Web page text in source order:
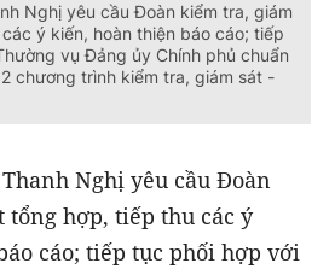
Nghị yêu cầu Đoàn kiểm tra, giám
ý kiến, hoàn thiện báo cáo; tiếp
vụ Đảng ủy Chính phủ chuẩn
chương trình kiểm tra, giám sát -
Nghị yêu cầu Đoàn
tổng hợp, tiếp thu các ý
cáo; tiếp tục phối hợp với